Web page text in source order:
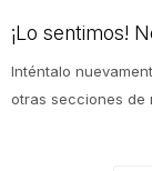
¡Lo sentimos!
Inténtalo
otras secciones de